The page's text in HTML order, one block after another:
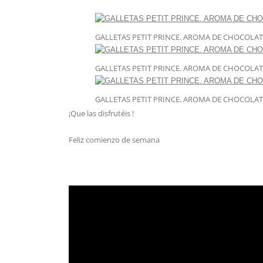
GALLETAS PETIT PRINCE. AROMA DE
GALLETAS PETIT PRINCE. AROMA DE
GALLETAS PETIT PRINCE. AROMA DE
¡Que las disfrutéis !
Feliz comienzo de semana